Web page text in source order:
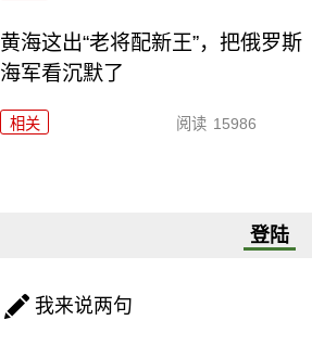
黄海这出“老将配新王”，把俄罗斯
海军看沉默了
相关 阅读 15986
登陆
我来说两句